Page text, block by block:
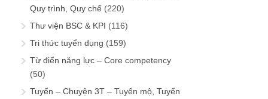
Quy trình, Quy chế (220)
Thư viện BSC & KPI (116)
Tri thức tuyển dụng (159)
Từ điển năng lực – Core competency
(50)
Tuyển – Chuyện 3T – Tuyển mộ, Tuyển